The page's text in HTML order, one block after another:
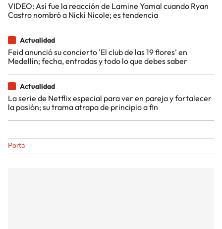
VIDEO: Así fue la reacción de Lamine Yamal cuando Ryan
Castro nombró a Nicki Nicole; es tendencia
Actualidad
Feid anunció su concierto 'El club de las 19 flores' en
Medellín; fecha, entradas y todo lo que debes saber
Actualidad
La serie de Netflix especial para ver en pareja y fortalecer
la pasión; su trama atrapa de principio a fin
Porta